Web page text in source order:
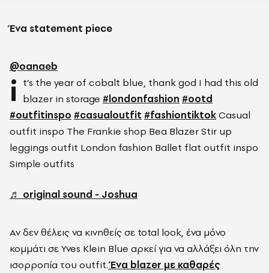
Ένα statement piece
@oanaeb
i t’s the year of cobalt blue, thank god I had this old
blazer in storage #londonfashion #ootd
#outfitinspo #casualoutfit #fashiontiktokCasual
outfit inspo The Frankie shop Bea Blazer Stir up
leggings outfit London fashion Ballet flat outfit inspo
Simple outfits
♬ original sound - Joshua
Αν δεν θέλεις να κινηθείς σε total look, ένα μόνο
κομμάτι σε Yves Klein Blue αρκεί για να αλλάξει όλη την
ισορροπία του outfit.Ένα blazer με καθαρές